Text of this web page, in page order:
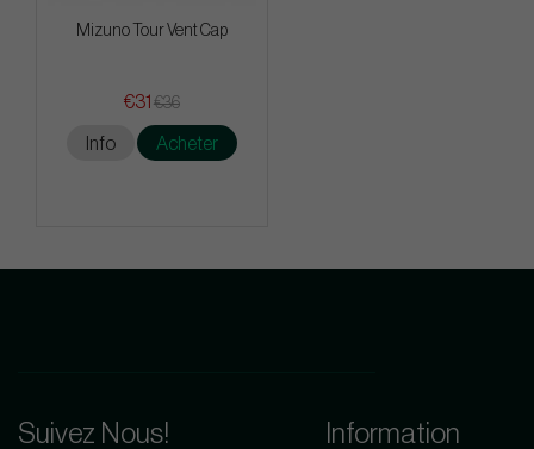
Mizuno Tour Vent Cap
€31 €36
Info Acheter
Suivez Nous! Information